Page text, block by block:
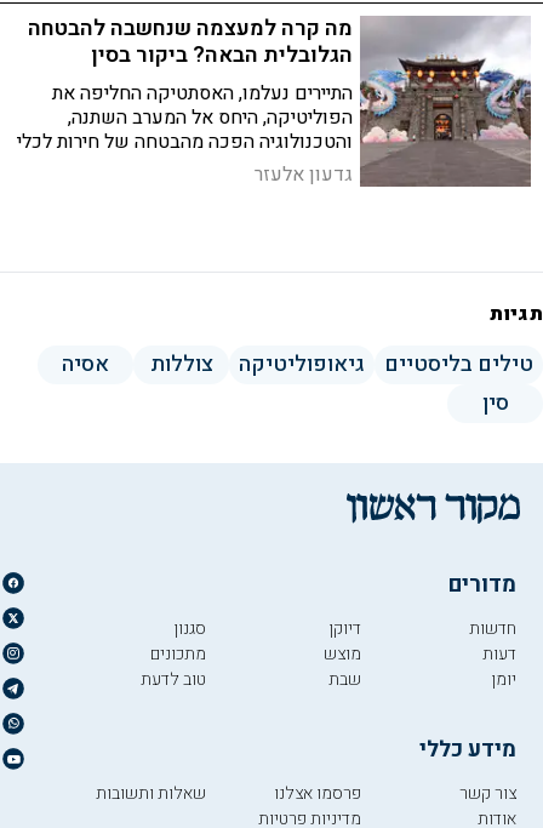
מה קרה למעצמה שנחשבה להבטחה
הגלובלית הבאה? ביקור בסין
התיירים נעלמו, האסתטיקה החליפה את
הפוליטיקה, היחס אל המערב השתנה,
והטכנולוגיה הפכה מהבטחה של חירות לכלי
רב־עוצמה של שליטה. רשמים ומחשבות
בעקבות ביקור חוזר בסין
גדעון אלעזר
תגיות
טילים בליסטיים גיאופוליטיקה צוללות
אסיה
סין
מדורים
חדשות
דעות
יומן
דיוקן
מוצש
שבת
סגנון
מתכונים
טוב לדעת
מידע כללי
צור קשר
אודות
פרסמו אצלנו
מדיניות פרטיות
שאלות ותשובות